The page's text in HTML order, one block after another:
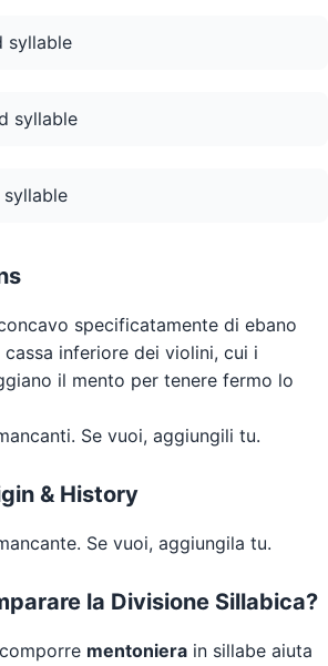
syllable
specificatamente di ebano
inferiore dei violini, cui i
il mento per tenere fermo lo
Se vuoi, aggiungili tu.
& History
Se vuoi, aggiungila tu.
la Divisione Sillabica?
mentoniera in sillabe aiuta